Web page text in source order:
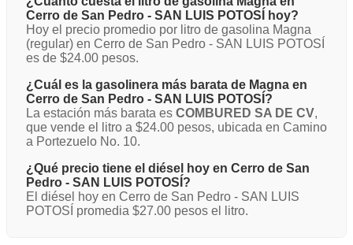
Cerro de San Pedro - SAN LUIS POTOSÍ hoy?
Hoy el precio promedio por litro de gasolina Magna
(regular) en Cerro de San Pedro - SAN LUIS POTOSÍ
es de $24.00 pesos.
¿Cuál es la gasolinera más barata de Magna en
Cerro de San Pedro - SAN LUIS POTOSÍ?
La estación más barata es COMBURED SA DE CV,
que vende el litro a $24.00 pesos, ubicada en Camino
a Portezuelo No. 10.
¿Qué precio tiene el diésel hoy en Cerro de San
Pedro - SAN LUIS POTOSÍ?
El diésel hoy en Cerro de San Pedro - SAN LUIS
POTOSÍ promedia $27.00 pesos el litro.